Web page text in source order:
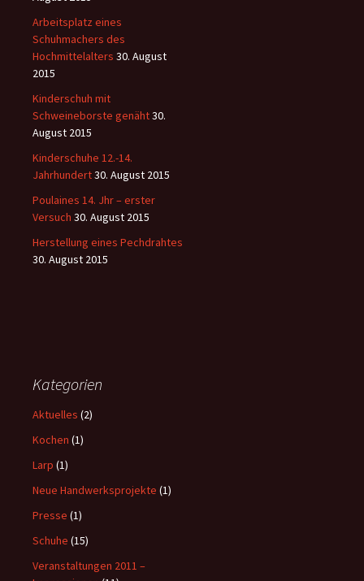
Arbeitsplatz eines
Schuhmachers des
Hochmittelalters 30. August
2015
Kinderschuh mit
Schweineborste genäht30.
August 2015
Kinderschuhe 12.-14.
Jahrhundert30. August 2015
Poulaines 14. Jhr – erster
Versuch 30. August 2015
Herstellung eines Pechdrahtes
30. August 2015
Kategorien
Aktuelles (2)
Kochen (1)
Larp (1)
Neue Handwerksprojekte (1)
Presse (1)
Schuhe (15)
Veranstaltungen 2011 –